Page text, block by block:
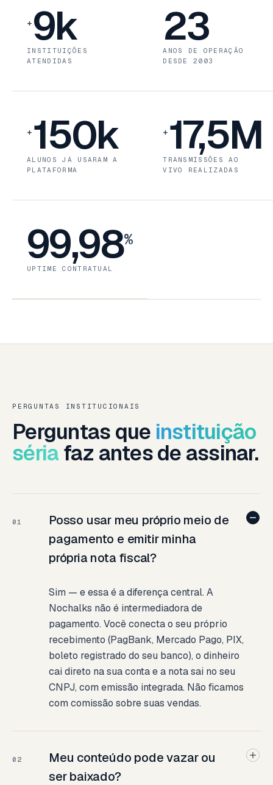
+ 9k
INSTITUIÇÕES
ATENDIDAS
23
ANOS DE OPERAÇÃO
DESDE 2003
+ 150k
ALUNOS JÁ USARAM A
PLATAFORMA
+ 17,5M
TRANSMISSÕES AO
VIVO REALIZADAS
99,98%
UPTIME CONTRATUAL
PERGUNTAS INSTITUCIONAIS
Perguntas que instituição
séria faz antes de assinar.
01
Posso usar meu próprio meio de
pagamento e emitir minha
própria nota fiscal?
Sim — e essa é a diferença central. A
Nochalks não é intermediadora de
pagamento. Você conecta o seu próprio
recebimento (PagBank, Mercado Pago, PIX,
boleto registrado do seu banco), o dinheiro
cai direto na sua conta e a nota sai no seu
CNPJ, com emissão integrada. Não ficamos
com comissão sobre suas vendas.
02
Meu conteúdo pode vazar ou
ser baixado?